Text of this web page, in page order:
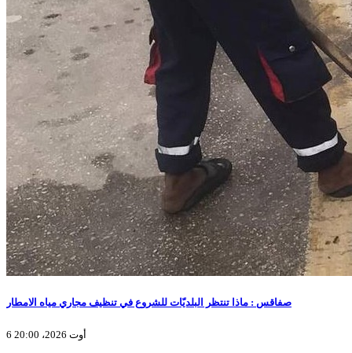
صفاقس : ماذا تنتظر البلديّات للشروع في تنظيف مجاري مياه الامطار
6 أوت 2026، 20:00